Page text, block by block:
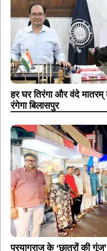
हर घर तिरंगा और वंदे
रंगेगा बिलासपुर
प्रयागराज के ‘छात्रों की
युवा, राहुल गांधी के विचारों